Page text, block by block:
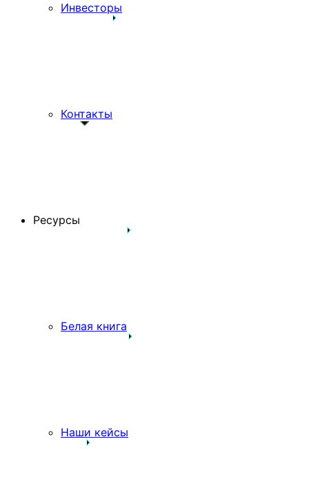
Инвесторы
Контакты
Ресурсы
Белая книга
Наши кейсы